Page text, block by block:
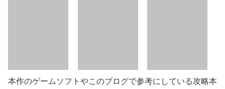
本作のゲームソフトやこのブログで参考にしている攻略本